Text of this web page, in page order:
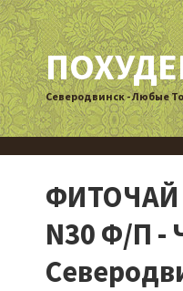
Северодвинск - Любые
N30 Ф/П -